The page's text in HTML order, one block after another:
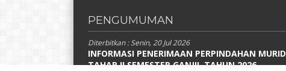
PENGUMUMAN
Diterbitkan :Senin, 20 Jul 2026
INFORMASI PENERIMAAN PERPINDAHAN MURID
TAHAP II SEMESTER GANJIL TAHUN 2026